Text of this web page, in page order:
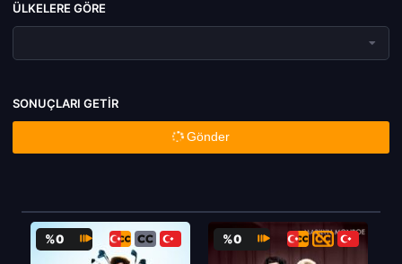
ÜLKELERE GÖRE
SONUÇLARI GETIR
Gönder
%0 %0